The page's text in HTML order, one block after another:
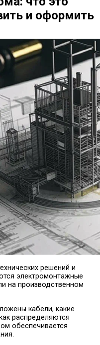
и оформить
решений и
электромонтажные
на производственном
кабели, какие
распределяются
обеспечивается